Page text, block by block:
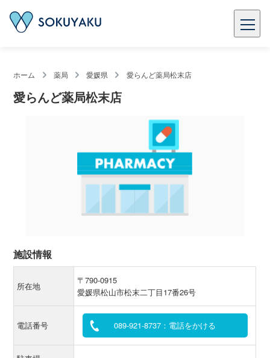
ホーム 薬局 愛媛県 愛らんど薬局松末店
愛らんど薬局松末店
施設情報
所在地
〒790-0915
愛媛県松山市松末二丁目17番26号
電話番号 089-921-8737：電話をかける